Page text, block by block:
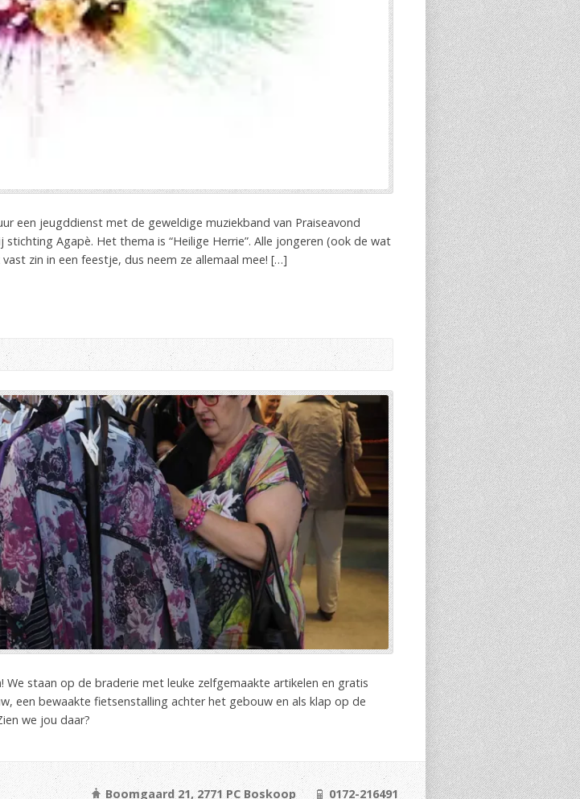
een jeugddienst met de geweldige muziekband van Praiseavond
Agapè. Het thema is “Heilige Herrie”. Alle jongeren (ook de wat
zin in een feestje, dus neem ze allemaal mee! […]
staan op de braderie met leuke zelfgemaakte artikelen en gratis
een bewaakte fietsenstalling achter het gebouw en als klap op de
we jou daar?
Boomgaard 21, 2771 PC Boskoop 0172-216491